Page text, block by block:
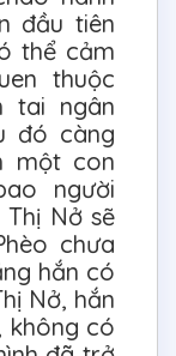
đầu tiên
thể cảm
thuộc
tai ngân
đó càng
một con
người
Nở sẽ
chưa
hắn có
Nở, hắn
không có